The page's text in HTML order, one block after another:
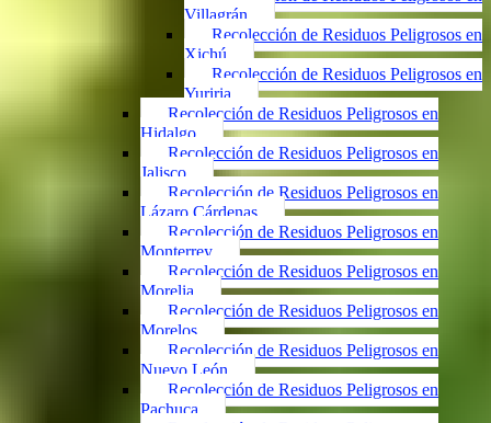
Villagrán
Recolección de Residuos Peligrosos en
Xichú
Recolección de Residuos Peligrosos en
Yuriria
Recolección de Residuos Peligrosos en
Hidalgo
Recolección de Residuos Peligrosos en
Jalisco
Recolección de Residuos Peligrosos en
Lázaro Cárdenas
Recolección de Residuos Peligrosos en
Monterrey
Recolección de Residuos Peligrosos en
Morelia
Recolección de Residuos Peligrosos en
Morelos
Recolección de Residuos Peligrosos en
Nuevo León
Recolección de Residuos Peligrosos en
Pachuca